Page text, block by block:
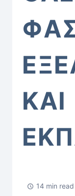
ΚΑΙ
14 min read